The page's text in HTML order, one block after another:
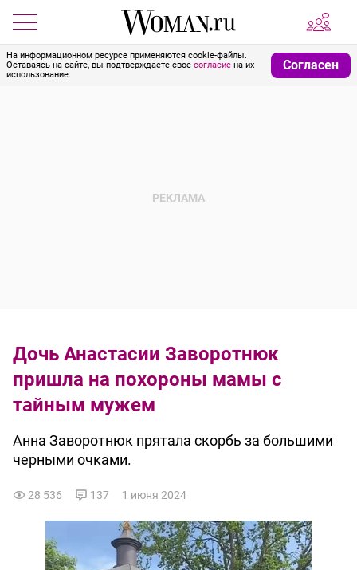
На информационном ресурсе применяются cookie-файлы.
Оставаясь на сайте, вы подтверждаете свое согласие на их
использование.
Согласен
Дочь Анастасии Заворотнюк
пришла на похороны мамы с
тайным мужем
Анна Заворотнюк прятала скорбь за большими
черными очками.
28 536 137 1 июня 2024